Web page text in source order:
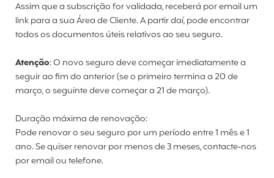
Assim que a subscrição for validada, receberá por email um
link para a sua Área de Cliente. A partir daí, pode encontrar
todos os documentos úteis relativos ao seu seguro.
Atenção: O novo seguro deve começar imediatamente a
seguir ao fim do anterior (se o primeiro termina a 20 de
março, o seguinte deve começar a 21 de março).
Duração máxima de renovação:
Pode renovar o seu seguro por um período entre 1 mês e 1
ano. Se quiser renovar por menos de 3 meses, contacte‑nos
por email ou telefone.